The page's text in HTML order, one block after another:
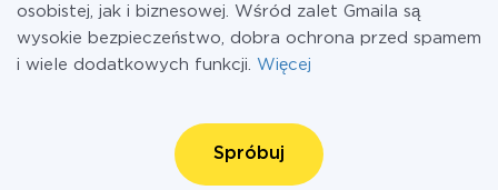
osobistej, jak i biznesowej. Wśród zalet Gmaila są
wysokie bezpieczeństwo, dobra ochrona przed spamem
i wiele dodatkowych funkcji. Więcej
Spróbuj